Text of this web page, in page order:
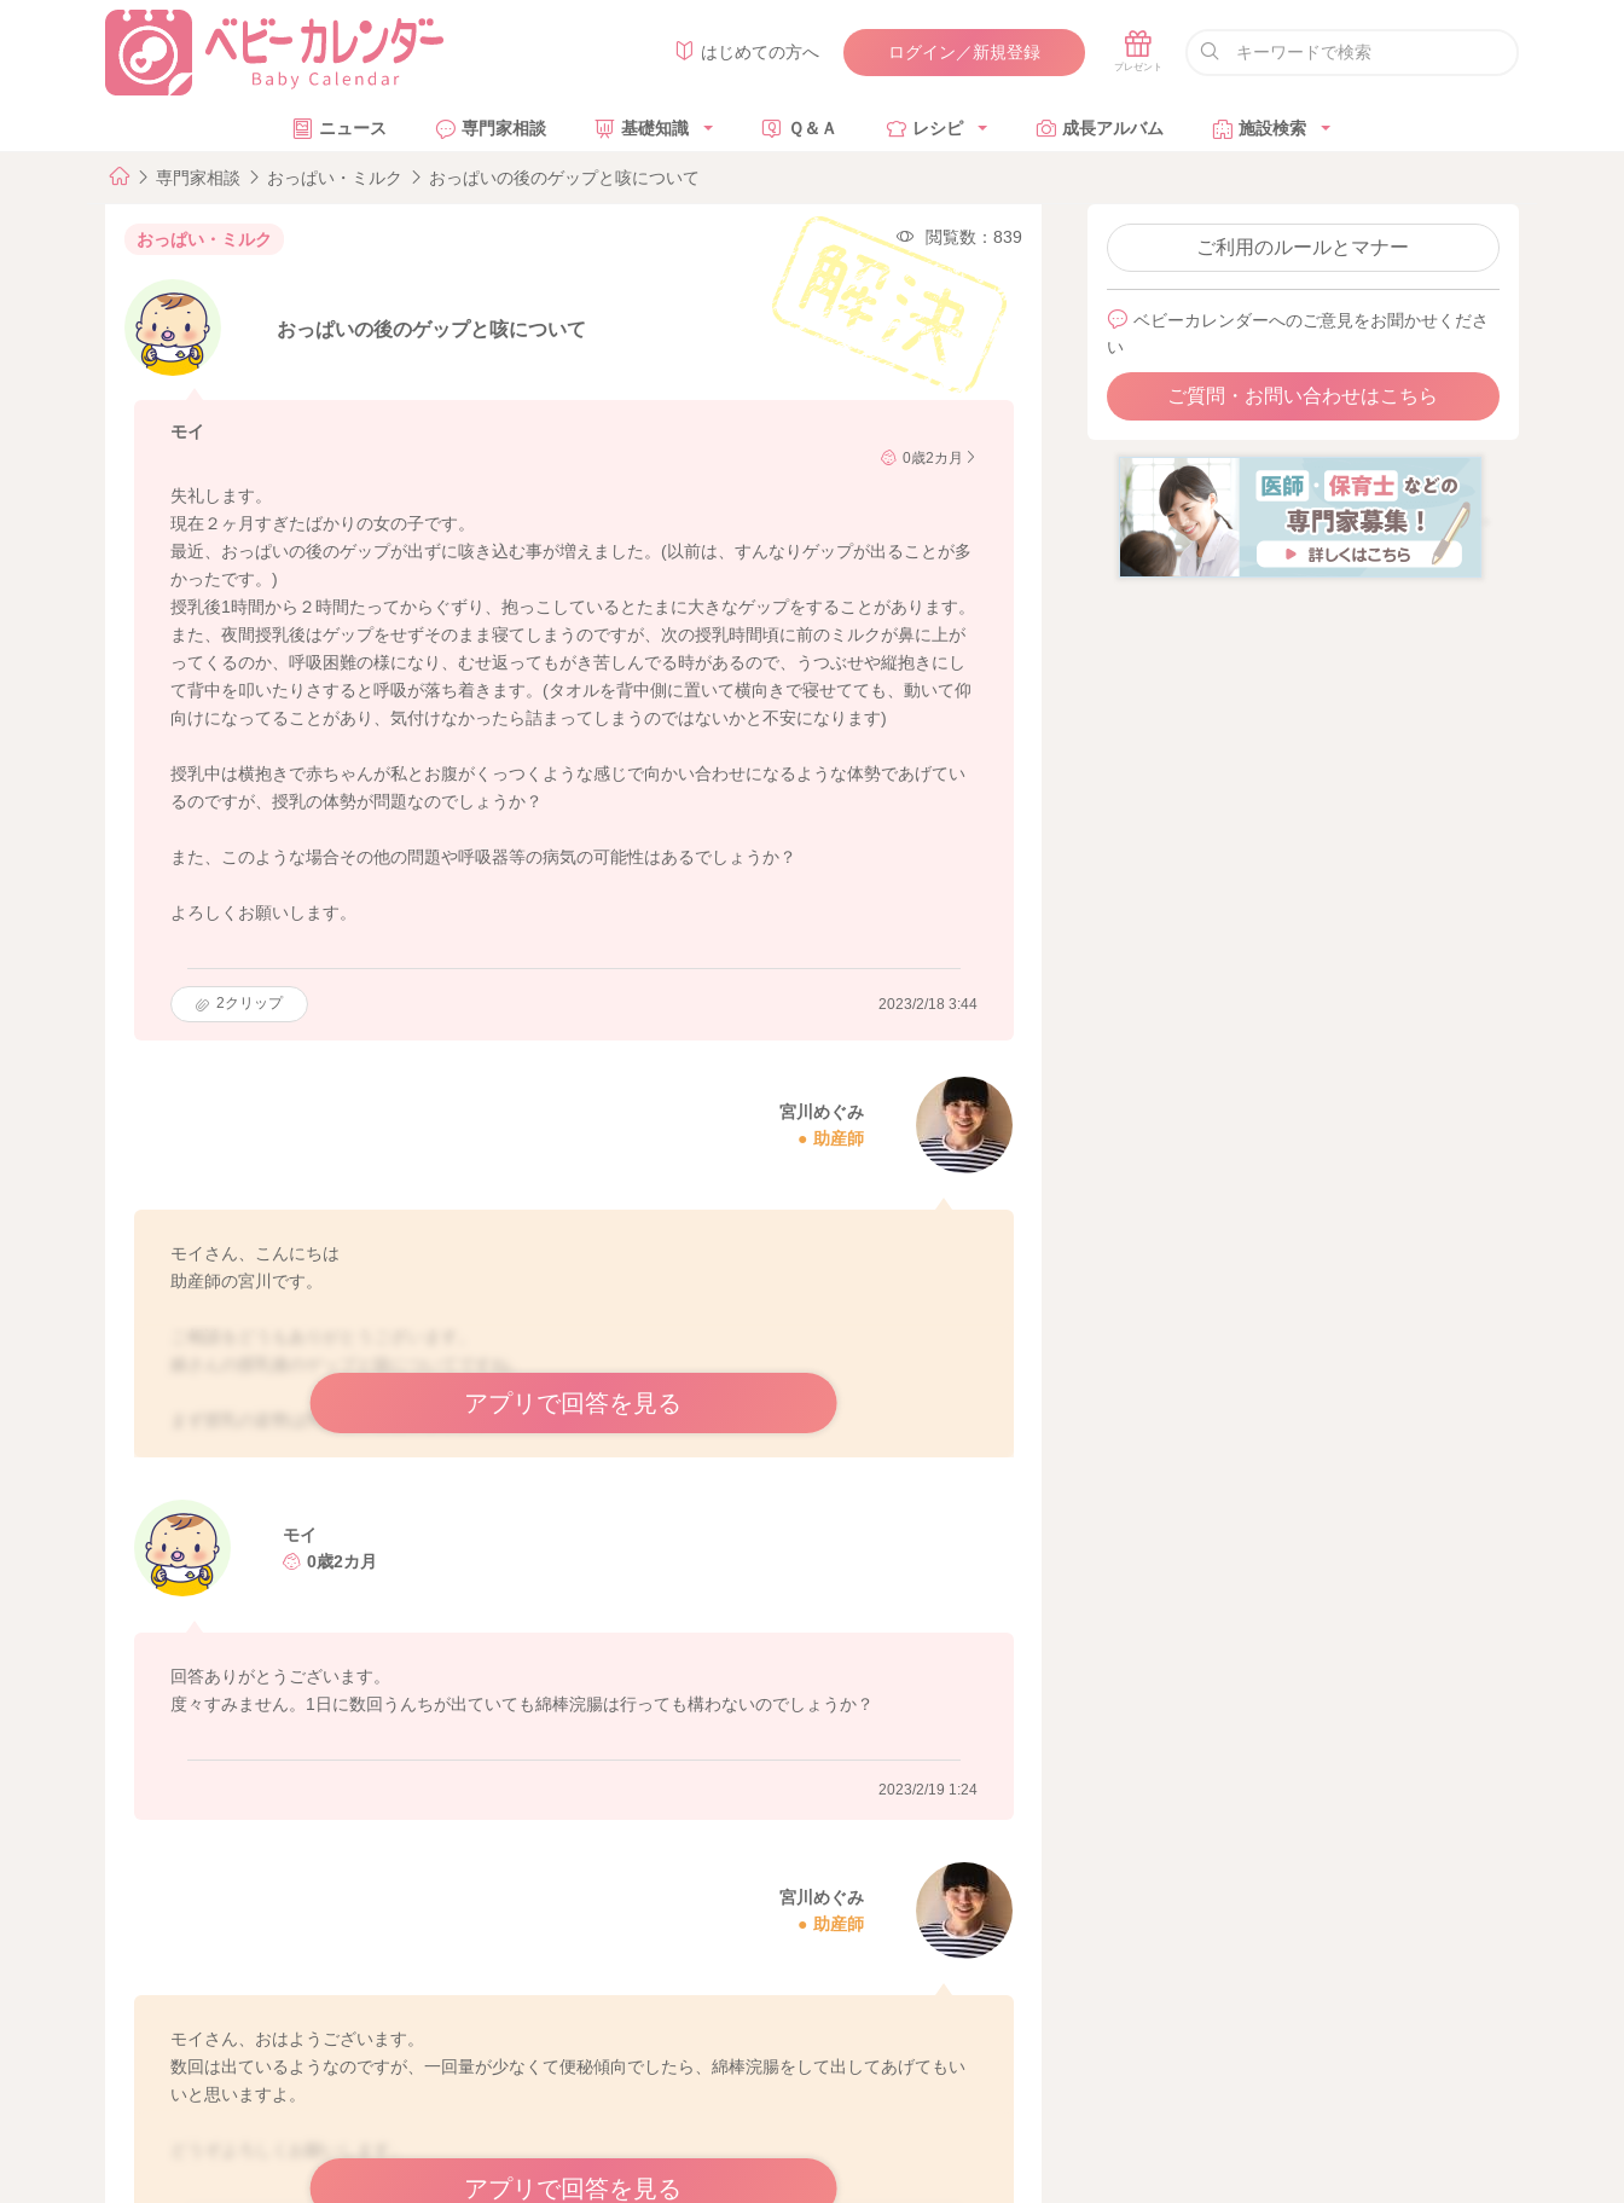
はじめての方へ ログイン／新規登録
ニュース 専門家相談 基礎知識 Ｑ＆Ａ レシピ 成長アルバム 施設検索
専門家相談 おっぱい・ミルク おっぱいの後のゲップと咳について
おっぱい・ミルク 閲覧数：839
おっぱいの後のゲップと咳について
モイ
0歳2カ月
失礼します。
現在２ヶ月すぎたばかりの女の子です。
最近、おっぱいの後のゲップが出ずに咳き込む事が増えました。(以前は、すんなりゲップが出ることが多
かったです。)
授乳後1時間から２時間たってからぐずり、抱っこしているとたまに大きなゲップをすることがあります。
また、夜間授乳後はゲップをせずそのまま寝てしまうのですが、次の授乳時間頃に前のミルクが鼻に上が
ってくるのか、呼吸困難の様になり、むせ返ってもがき苦しんでる時があるので、うつぶせや縦抱きにし
て背中を叩いたりさすると呼吸が落ち着きます。(タオルを背中側に置いて横向きで寝せてても、動いて仰
向けになってることがあり、気付けなかったら詰まってしまうのではないかと不安になります)
授乳中は横抱きで赤ちゃんが私とお腹がくっつくような感じで向かい合わせになるような体勢であげてい
るのですが、授乳の体勢が問題なのでしょうか？
また、このような場合その他の問題や呼吸器等の病気の可能性はあるでしょうか？
よろしくお願いします。
2クリップ 2023/2/18 3:44
宮川めぐみ
助産師
モイさん、こんにちは
助産師の宮川です。
まず授乳の姿勢は問題ないと思いますよ。
お腹に溜まっているガスが多くなっていることもあり、吐き戻しやすくなっていることもあるかもしれま
せん。
お腹の張りを見て、綿棒浣腸をしてあげて、ガス抜きをしてあげるのもいいと思いますよ。
よかったら参考になさってみてください。
アプリで回答を見る
モイ
0歳2カ月
回答ありがとうございます。
度々すみません。1日に数回うんちが出ていても綿棒浣腸は行っても構わないのでしょうか？
2023/2/19 1:24
宮川めぐみ
助産師
モイさん、おはようございます。
数回は出ているようなのですが、一回量が少なくて便秘傾向でしたら、綿棒浣腸をして出してあげてもい
いと思いますよ。
アプリで回答を見る
ご利用のルールとマナー
ベビーカレンダーへのご意見をお聞かせくださ
い
ご質問・お問い合わせはこちら